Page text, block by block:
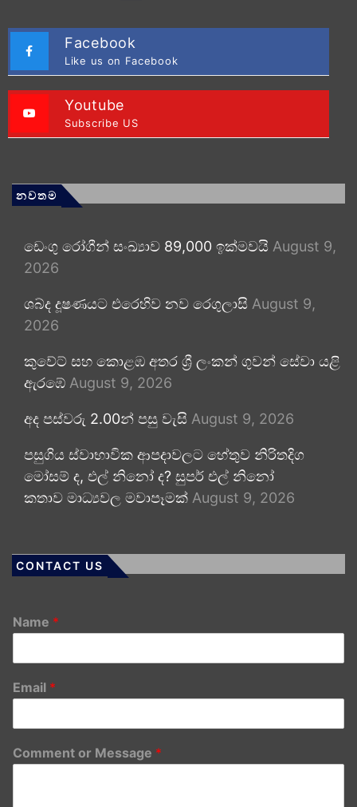
Facebook
Like us on Facebook
Youtube
Subscribe US
නවතම
ඩෙංගු රෝගීන් සංඛ්‍යාව 89,000 ඉක්මවයි August 9,
2026
ශබ්ද දූෂණයට එරෙහිව නව රෙගුලාසි August 9,
2026
කුවේට් සහ කොළඹ අතර ශ්‍රී ලංකන් ගුවන් සේවා යළි
ඇරඹේ August 9, 2026
අද පස්වරු 2.00න් පසු වැසි August 9, 2026
පසුගිය ස්වාභාවික ආපදාවලට හේතුව නිරිතදිග
මෝසම් ද, එල් නිනෝ ද? සුපර් එල් නිනෝ
කතාව මාධ්‍යවල මවාපෑමක් August 9, 2026
CONTACT US
Name *
Email *
Comment or Message *